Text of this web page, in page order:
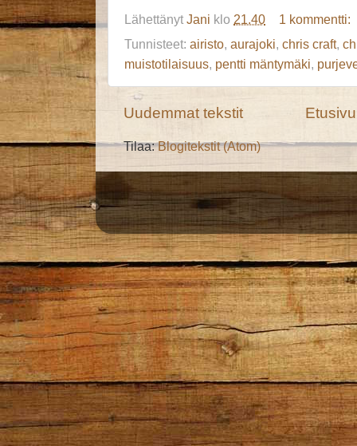
Lähettänyt Jani klo 21.40
1 kommentti:
Tunnisteet: airisto, aurajoki, chris craft,
muistotilaisuus, pentti mäntymäki,
Uudemmat tekstit Etusivu
Tilaa:Blogitekstit (Atom)